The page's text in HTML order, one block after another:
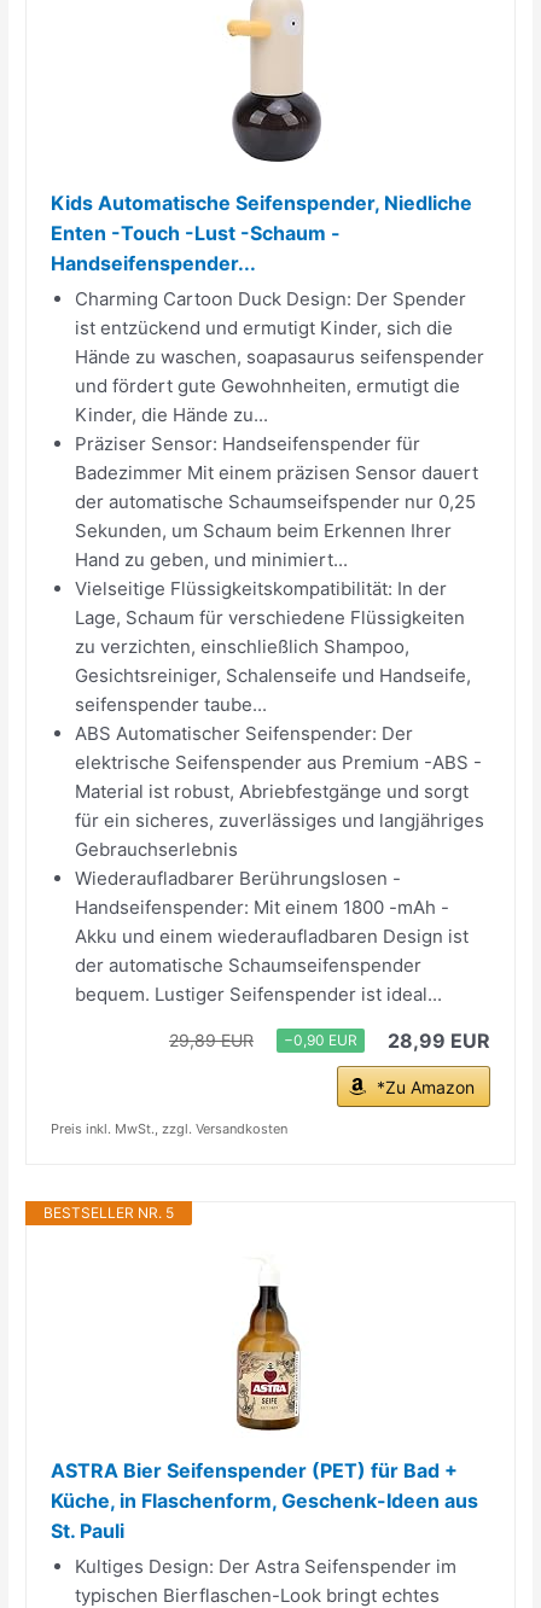
Kids Automatische Seifenspender, Niedliche
Enten -Touch -Lust -Schaum -
Handseifenspender...
Charming Cartoon Duck Design: Der Spender
ist entzückend und ermutigt Kinder, sich die
Hände zu waschen, soapasaurus seifenspender
und fördert gute Gewohnheiten, ermutigt die
Kinder, die Hände zu...
Präziser Sensor: Handseifenspender für
Badezimmer Mit einem präzisen Sensor dauert
der automatische Schaumseifspender nur 0,25
Sekunden, um Schaum beim Erkennen Ihrer
Hand zu geben, und minimiert...
Vielseitige Flüssigkeitskompatibilität: In der
Lage, Schaum für verschiedene Flüssigkeiten
zu verzichten, einschließlich Shampoo,
Gesichtsreiniger, Schalenseife und Handseife,
seifenspender taube...
ABS Automatischer Seifenspender: Der
elektrische Seifenspender aus Premium -ABS -
Material ist robust, Abriebfestgänge und sorgt
für ein sicheres, zuverlässiges und langjähriges
Gebrauchserlebnis
Wiederaufladbarer Berührungslosen -
Handseifenspender: Mit einem 1800 -mAh -
Akku und einem wiederaufladbaren Design ist
der automatische Schaumseifenspender
bequem. Lustiger Seifenspender ist ideal...
29,89 EUR −0,90 EUR 28,99 EUR
*Zu Amazon
Preis inkl. MwSt., zzgl. Versandkosten
BESTSELLER NR. 5
ASTRA Bier Seifenspender (PET) für Bad +
Küche, in Flaschenform, Geschenk-Ideen aus
St. Pauli
Kultiges Design: Der Astra Seifenspender im
typischen Bierflaschen-Look bringt echtes